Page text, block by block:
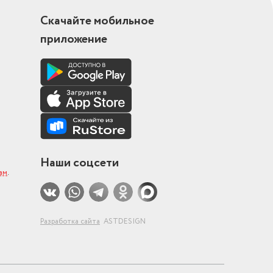
.
Скачайте мобильное
приложение
Наши соцсети
Разработка сайта ASTDESIGN